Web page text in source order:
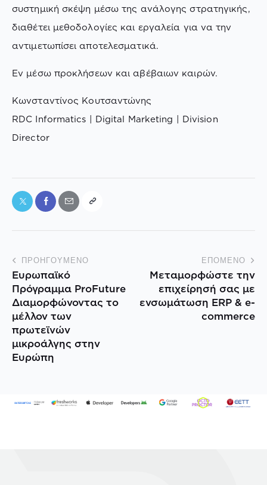
συστημική σκέψη μέσω της ανάλογης στρατηγικής,
διαθέτει μεθοδολογίες και εργαλεία για να την
αντιμετωπίσει αποτελεσματικά.
Εν μέσω προκλήσεων και αβέβαιων καιρών.
Κωνσταντίνος Κουτσαντώνης
RDC Informatics | Digital Marketing | Division
Director
ΠΡΟΗΓΟΎΜΕΝΟ
Ευρωπαϊκό
Πρόγραμμα ProFuture
Διαμορφώνοντας το
μέλλον των
πρωτεϊνών
μικροάλγης στην
Ευρώπη
ΕΠΌΜΕΝΟ
Μεταμορφώστε την
επιχείρησή σας με
ενσωμάτωση ERP & e-
commerce